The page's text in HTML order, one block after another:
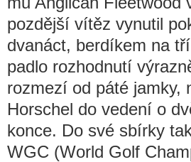
pozdější vítěz vynutil
dvanáct, berdíkem na
padlo rozhodnutí
rozmezí od páté jamky,
Horschel do vedení o
konce. Do své sbírky
WGC (World Golf